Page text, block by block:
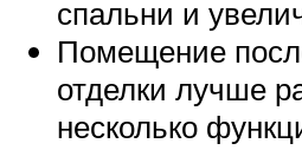
спальни и
Помещение
отделки лучше
несколько